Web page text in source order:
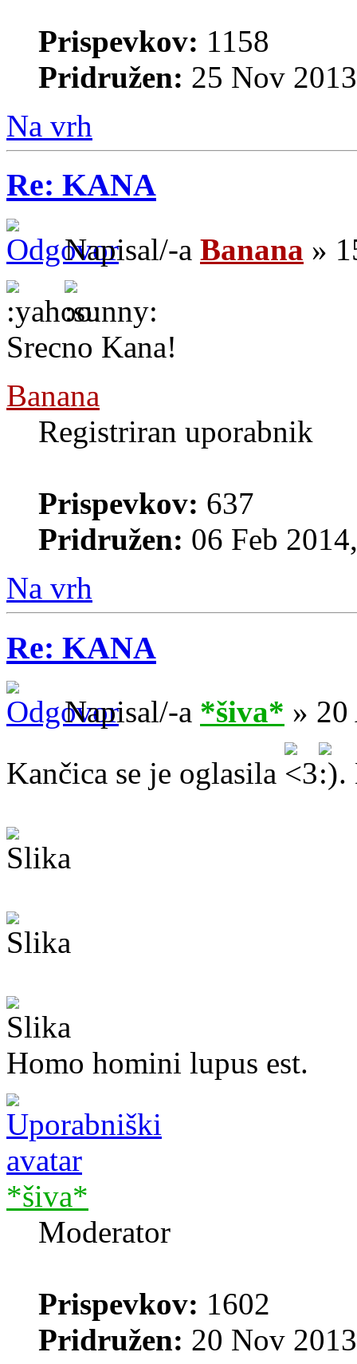
Prispevkov: 1158
Pridružen: 25 Nov
Na vrh
Re: KANA
Napisal/-a Banana »
Srecno Kana!
Banana
Registriran uporabnik
Prispevkov: 637
Pridružen: 06 Feb
Na vrh
Re: KANA
Napisal/-a *šiva* » 20
Kančica se je oglasila
.
Homo homini lupus est.
*šiva*
Moderator
Prispevkov: 1602
Pridružen: 20 Nov